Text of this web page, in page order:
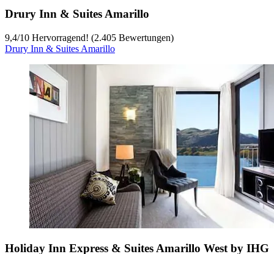
Drury Inn & Suites Amarillo
9,4/10 Hervorragend! (2.405 Bewertungen)
Drury Inn & Suites Amarillo
Holiday Inn Express & Suites Amarillo West by IHG